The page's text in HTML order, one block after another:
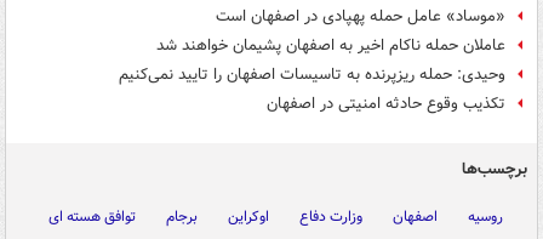
«موساد» عامل حمله پهپادی در اصفهان است
عاملان حمله ناکام اخیر به اصفهان پشیمان خواهند شد
وحیدی: حمله ریزپرنده به تاسیسات اصفهان را تایید نمی‌کنیم
تکذیب وقوع حادثه امنیتی در اصفهان
برچسب‌ها
روسیه اصفهان وزارت دفاع اوکراین برجام
توافق هسته ای